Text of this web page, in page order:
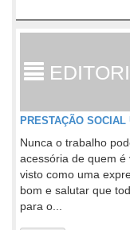
PRESTAÇÃO SOCIAL
Nunca o trabalho
acessória de quem
visto como uma
bom e salutar que
para o...